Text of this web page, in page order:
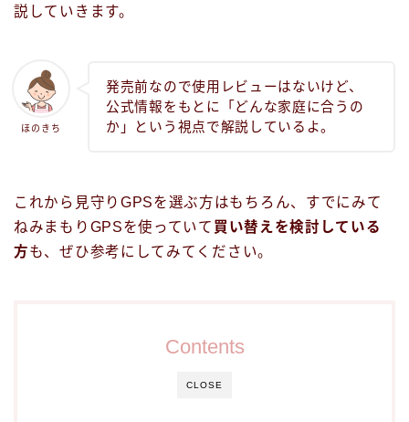
説していきます。
ほのきち
発売前なので使用レビューはないけど、
公式情報をもとに「どんな家庭に合うの
か」という視点で解説しているよ。
これから見守りGPSを選ぶ方はもちろん、すでにみて
ねみまもりGPSを使っていて 買い替えを検討している
方も、ぜひ参考にしてみてください。
CLOSE
Contents